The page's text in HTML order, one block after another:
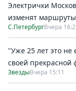
Электрички
изменят маршруты
С.ПетербургВчера
"Уже 25 лет это
своей прекрасной
ЗвездыВчера 15:11